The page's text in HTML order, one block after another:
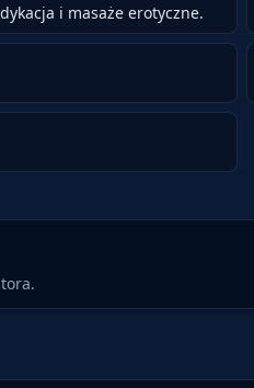
i masaże erotyczne.